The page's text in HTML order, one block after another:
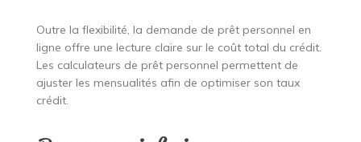
Outre la flexibilité, la demande de prêt personnel en
ligne offre une lecture claire sur le coût total du crédit.
Les calculateurs de prêt personnel permettent de
ajuster les mensualités afin de optimiser son taux
crédit.